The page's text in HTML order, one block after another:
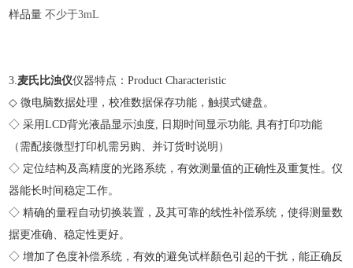
样品量 不少于3mL
3.麦氏比浊仪仪器特点：Product Characteristic
◇ 微电脑数据处理，校准数据保存功能，触摸式键盘。
◇ 采用LCD背光液晶显示浊度, 日期时间显示功能, 具有打印功能
（需配接微型打印机需另购、并订货时说明）
◇ 定位结构及高精度的光路系统，有效测量值的正确性及重复性。仪
器能长时间稳定工作。
◇ 精确的量程自动切换装置，及其可靠的线性补偿系统，使得测量数
据更准确、稳定性更好。
◇ 增加了色度补偿系统，有效的避免试样顏色引起的干扰，能正确反